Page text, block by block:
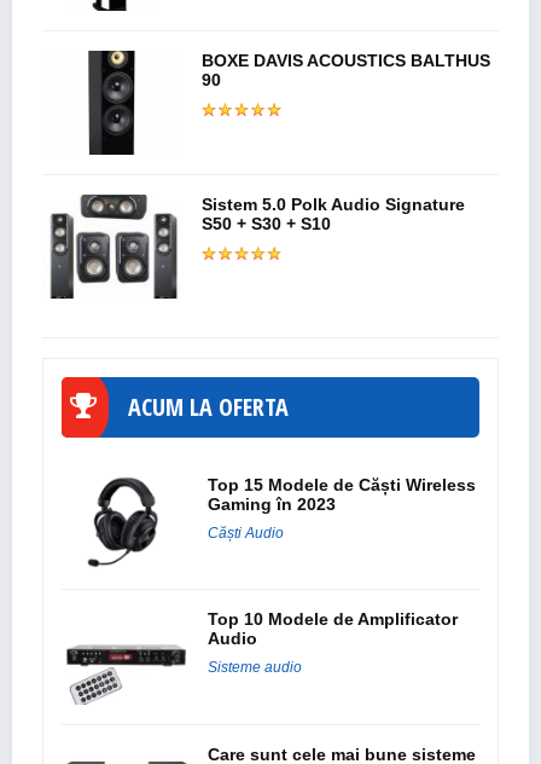
BOXE DAVIS ACOUSTICS BALTHUS
90
Sistem 5.0 Polk Audio Signature
S50 + S30 + S10
ACUM LA OFERTA
Top 15 Modele de Căști Wireless
Gaming în 2023
Căști Audio
Top 10 Modele de Amplificator
Audio
Sisteme audio
Care sunt cele mai bune sisteme